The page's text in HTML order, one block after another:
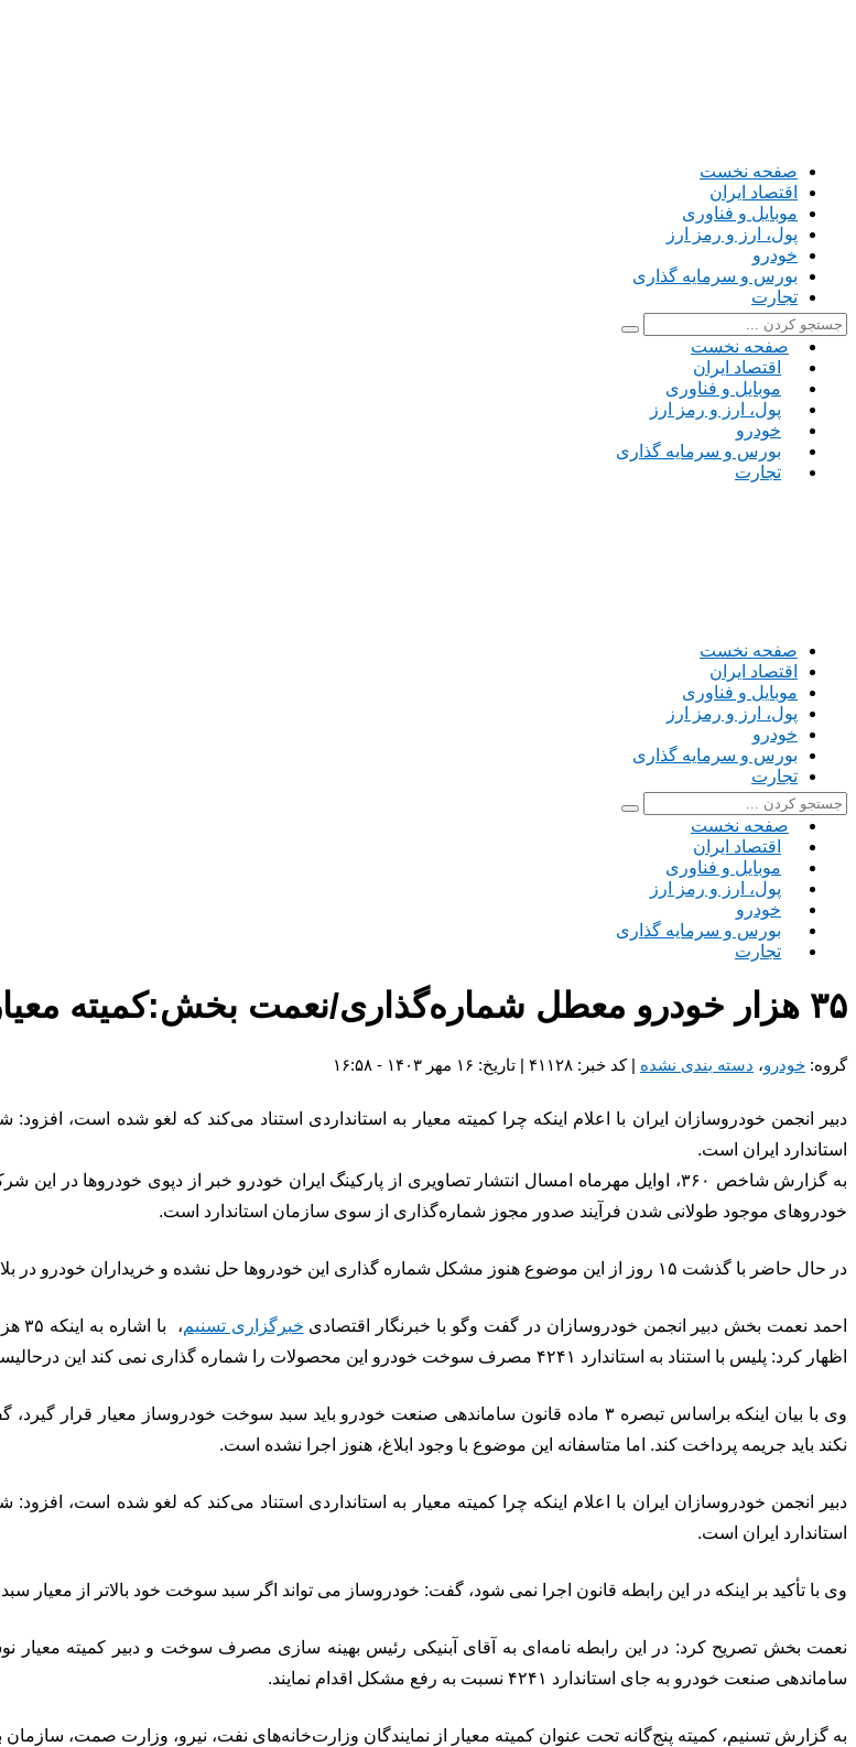
صفحه نخست
اقتصاد ایران
موبایل و فناوری
پول، ارز و رمز ارز
خودرو
بورس و سرمایه گذاری
تجارت
صفحه نخست
اقتصاد ایران
موبایل و فناوری
پول، ارز و رمز ارز
خودرو
بورس و سرمایه گذاری
تجارت
صفحه نخست
اقتصاد ایران
موبایل و فناوری
پول، ارز و رمز ارز
خودرو
بورس و سرمایه گذاری
تجارت
صفحه نخست
اقتصاد ایران
موبایل و فناوری
پول، ارز و رمز ارز
خودرو
بورس و سرمایه گذاری
تجارت
۳۵ هزار خودرو معطل شماره‌گذاری/نعمت بخش:کمیته معیار پاسخ دهد
گروه: خودرو، دسته بندی نشده | کد خبر: ۴۱۱۲۸ | تاریخ: ۱۶ مهر ۱۴۰۳ - ۱۶:۵۸
استاندارد ایران است.
به گزارش شاخص ۳۶۰، اوایل مهرماه امسال انتشار تصاویری از پارکینگ ایران خودرو خبر از دپوی
خودرو‌های موجود طولانی شدن فرآیند صدور مجوز شماره‌گذاری از سوی سازمان استاندارد است.
در حال حاضر با گذشت ۱۵ روز از این موضوع هنوز مشکل شماره گذاری این خودروها حل نشده و خریداران خودرو در بلاتکلیفی قرار دارند.
احمد نعمت بخش دبیر انجمن خودروسازان در گفت وگو با خبرنگار اقتصادی خبرگزاری تسنیم
،
اظهار کرد: پلیس با استناد به استاندارد ۴۲۴۱ مصرف سوخت خودرو این محصولات را شماره گذاری نمی کند این درحالیست که در قانون ساماندهی صنعت خودرو این استاندارد لغو شده است.
وی با بیان اینکه براساس تبصره ۳ ماده قانون ساماندهی صنعت خودرو باید سبد سوخت
نکند باید جریمه پرداخت کند. اما متاسفانه این موضوع با وجود ابلاغ، هنوز اجرا نشده است.
استاندارد ایران است.
وی با تأکید بر اینکه در این رابطه قانون اجرا نمی شود، گفت: خودروساز می تواند اگر سبد سوخت خود بالاتر از
ساماندهی صنعت خودرو به جای استاندارد ۴۲۴۱ نسبت به رفع مشکل اقدام نمایند.
به گزارش تسنیم، کمیته پنج‌گانه تحت عنوان کمیته معیار از نمایندگان وزارت‌خانه‌های نفت، نیرو، وزارت صمت،